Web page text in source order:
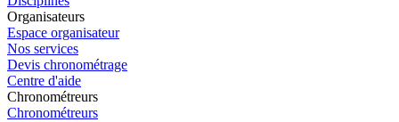
Organisateurs
Espace organisateur
Nos services
Devis chronométrage
Centre d'aide
Chronométreurs
Chronométreurs